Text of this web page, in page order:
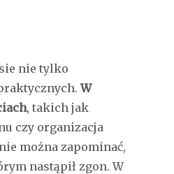
nie tylko
W
, takich jak
czy organizacja
można zapominać,
nastąpił zgon. W